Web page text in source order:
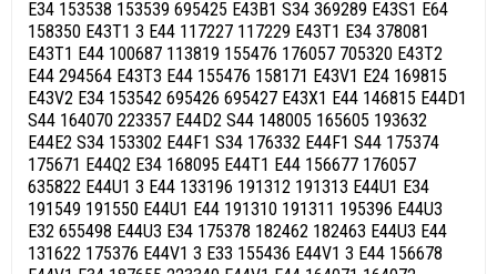
E34 153538 153539 695425 E43B1 S34 369289 E43S1 E64
158350 E43T1 3 E44 117227 117229 E43T1 E34 378081
E43T1 E44 100687 113819 155476 176057 705320 E43T2
E44 294564 E43T3 E44 155476 158171 E43V1 E24 169815
E43V2 E34 153542 695426 695427 E43X1 E44 146815 E44D1
S44 164070 223357 E44D2 S44 148005 165605 193632
E44E2 S34 153302 E44F1 S34 176332 E44F1 S44 175374
175671 E44Q2 E34 168095 E44T1 E44 156677 176057
635822 E44U1 3 E44 133196 191312 191313 E44U1 E34
191549 191550 E44U1 E44 191310 191311 195396 E44U3
E32 655498 E44U3 E34 175378 182462 182463 E44U3 E44
131622 175376 E44V1 3 E33 155436 E44V1 3 E44 156678